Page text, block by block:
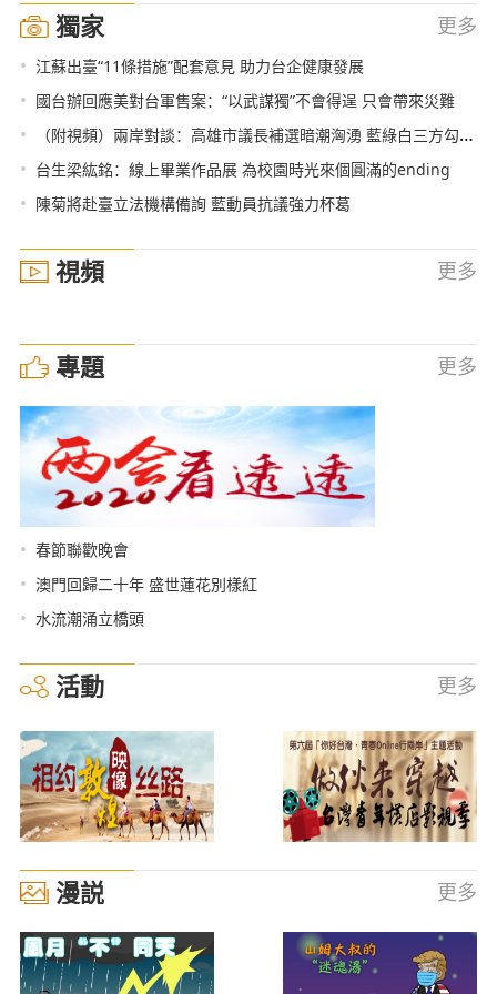
獨家 更多
• 江蘇出臺“11條措施”配套意見 助力台企健康發展
• 國台辦回應美對台軍售案：“以武謀獨”不會得逞 只會帶來災難
• （附視頻）兩岸對談：高雄市議長補選暗潮洶湧 藍綠白三方勾心鬥角
• 台生梁紘銘：線上畢業作品展 為校園時光來個圓滿的ending
• 陳菊將赴臺立法機構備詢 藍動員抗議強力杯葛
視頻 更多
專題 更多
• 春節聯歡晚會
• 澳門回歸二十年 盛世蓮花別樣紅
• 水流潮涌立橋頭
活動 更多
漫説 更多